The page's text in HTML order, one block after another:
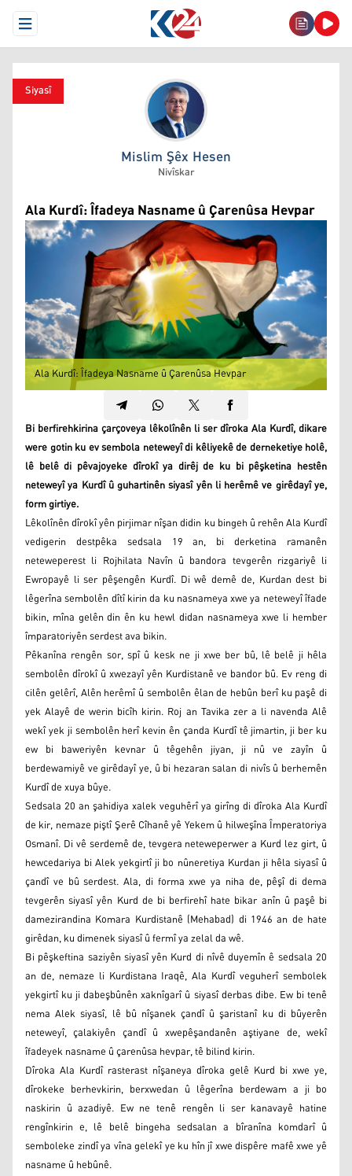
Open Menu
Siyasî
Mislim Şêx Hesen
Mislim Şêx Hesen
Nivîskar
Ala Kurdî: Îfadeya Nasname û Çarenûsa Hevpar
Ala Kurdî: Îfadeya Nasname û Çarenûsa Hevpar
Bi berfirehkirina çarçoveya lêkolînên li ser dîroka Ala Kurdî, dikare
were gotin ku ev sembola neteweyî di kêliyekê de derneketiye holê,
lê belê di pêvajoyeke dîrokî ya dirêj de ku bi pêşketina hestên
neteweyî ya Kurdî û guhartinên siyasî yên li herêmê ve girêdayî ye,
form girtiye.
Lêkolînên dîrokî yên pirjimar nîşan didin ku bingeh û rehên Ala Kurdî
vedigerin destpêka sedsala 19 an, bi derketina ramanên
neteweperest li Rojhilata Navîn û bandora tevgerên rizgariyê li
Ewropayê li ser pêşengên Kurdî. Di wê demê de, Kurdan dest bi
lêgerîna sembolên dîtî kirin da ku nasnameya xwe ya neteweyî îfade
bikin, mîna gelên din ên ku hewl didan nasnameya xwe li hember
împaratoriyên serdest ava bikin.
Pêkanîna rengên sor, spî û kesk ne ji xwe ber bû, lê belê ji hêla
sembolên dîrokî û xwezayî yên Kurdistanê ve bandor bû. Ev reng di
cilên gelêrî, Alên herêmî û sembolên êlan de hebûn berî ku paşê di
yek Alayê de werin bicîh kirin. Roj an Tavika zer a li navenda Alê
wekî yek ji sembolên herî kevin ên çanda Kurdî tê jimartin, ji ber ku
ew bi baweriyên kevnar û têgehên jiyan, ji nû ve zayîn û
berdewamiyê ve girêdayî ye, û bi hezaran salan di nivîs û berhemên
Kurdî de xuya bûye.
Sedsala 20 an şahidiya xalek veguhêrî ya girîng di dîroka Ala Kurdî
de kir, nemaze piştî Şerê Cîhanê yê Yekem û hilweşîna Împeratoriya
Osmanî. Di vê serdemê de, tevgera neteweperwer a Kurd lez girt, û
hewcedariya bi Alek yekgirtî ji bo nûneretiya Kurdan ji hêla siyasî û
çandî ve bû serdest. Ala, di forma xwe ya niha de, pêşî di dema
tevgerên siyasî yên Kurd de bi berfirehî hate bikar anîn û paşê bi
damezirandina Komara Kurdistanê (Mehabad) di 1946 an de hate
girêdan, ku dimenek siyasî û fermî ya zelal da wê.
Bi pêşkeftina saziyên siyasî yên Kurd di nîvê duyemîn ê sedsala 20
an de, nemaze li Kurdistana Iraqê, Ala Kurdî veguherî sembolek
yekgirtî ku ji dabeşbûnên xaknîgarî û siyasî derbas dibe. Ew bi tenê
nema Alek siyasî, lê bû nîşanek çandî û şaristanî ku di bûyerên
neteweyî, çalakiyên çandî û xwepêşandanên aştiyane de, wekî
îfadeyek nasname û çarenûsa hevpar, tê bilind kirin.
Dîroka Ala Kurdî rasterast nîşaneya dîroka gelê Kurd bi xwe ye,
dîrokeke berhevkirin, berxwedan û lêgerîna berdewam a ji bo
naskirin û azadiyê. Ew ne tenê rengên li ser kanavayê hatine
rengînkirin e, lê belê bingeha sedsalan a bîranîna komdarî û
semboleke zindî ya vîna gelekî ye ku hîn jî xwe dispêre mafê xwe yê
nasname û hebûnê.